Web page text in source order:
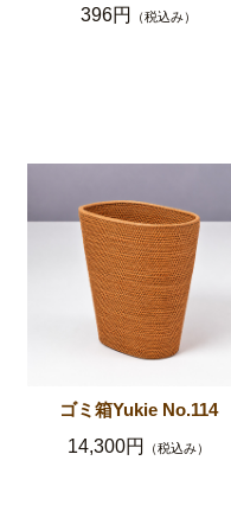
396円 （税込み）
ゴミ箱Yukie No.114
14,300円
（税込み）